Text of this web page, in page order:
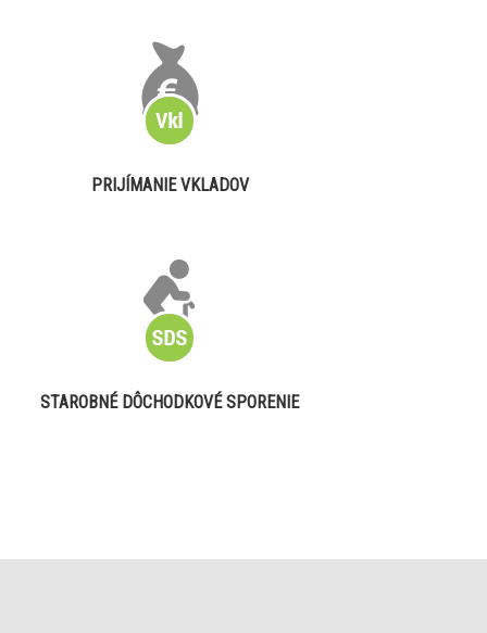
PRIJÍMANIE VKLADOV
STAROBNÉ DÔCHODKOVÉ SPORENIE